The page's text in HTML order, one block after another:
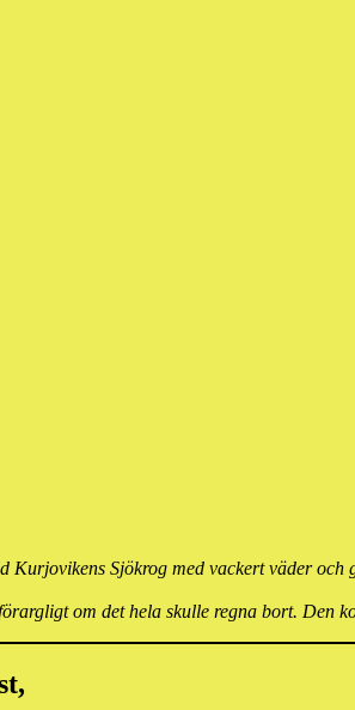
Sjökrog med vackert väder
om det hela skulle regna bort. Den